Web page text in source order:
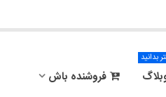
بدانید
فروشنده باش